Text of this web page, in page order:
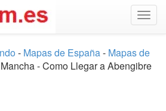
- Mapas de España- Mapas de
- Como Llegar a Abengibre